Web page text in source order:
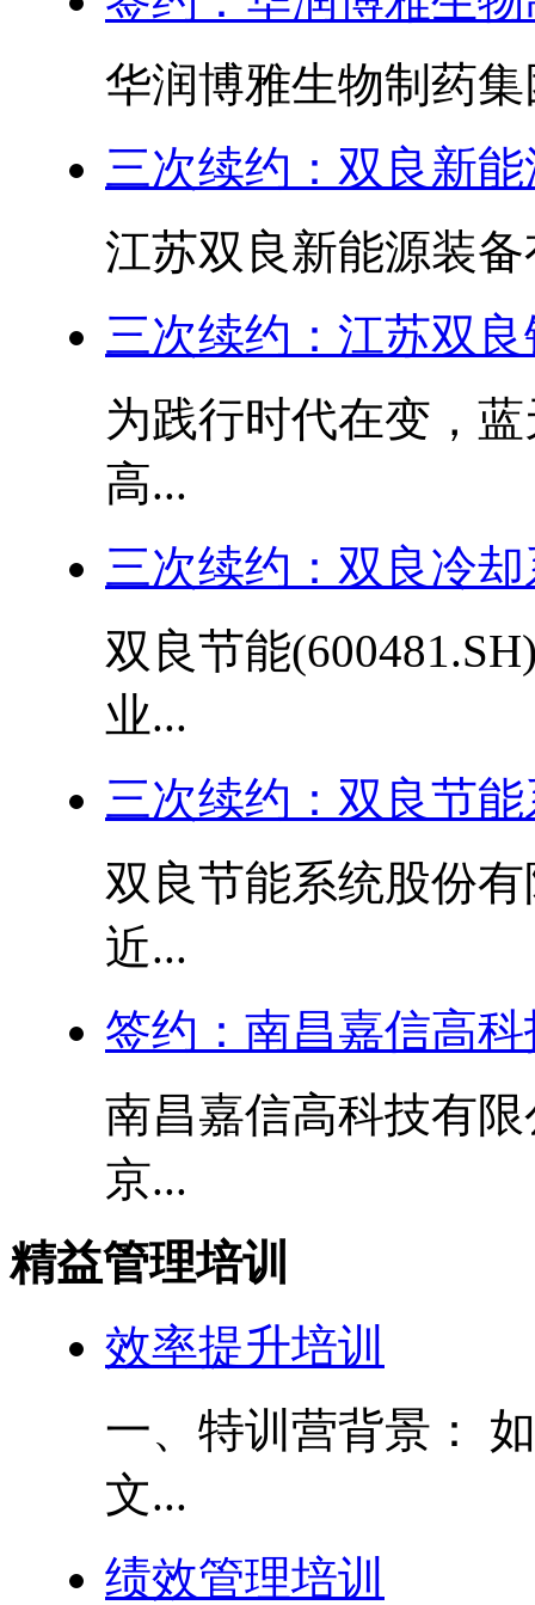
华润博雅生物制药
三次续约：双良新
江苏双良新能源装
三次续约：江苏双
为践行时代在变，
高...
三次续约：双良冷
双良节能
业...
三次续约：双良节
双良节能系统股份
近...
签约：南昌嘉信高
南昌嘉信高科技有
京...
精益管理培训
效率提升培训
一、特训营背景：
文...
绩效管理培训